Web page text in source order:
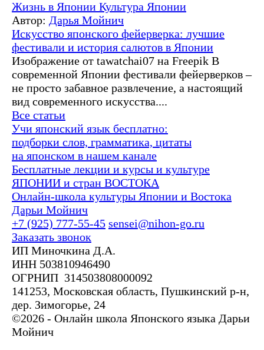
Жизнь в Японии Культура Японии
Автор: Дарья Мойнич
Искусство японского фейерверка: лучшие
фестивали и история салютов в Японии
Изображение от tawatchai07 на Freepik В
современной Японии фестивали фейерверков –
не просто забавное развлечение, а настоящий
вид современного искусства....
Все статьи
Учи японский язык бесплатно:
подборки слов, грамматика, цитаты
на японском в нашем канале
Бесплатные лекции и курсы и культуре
ЯПОНИИ и стран ВОСТОКА
Онлайн-школа культуры Японии и Востока
Дарьи Мойнич
+7 (925) 777-55-45 sensei@nihon-go.ru
Заказать звонок
ИП Миночкина Д.А.
ИНН 503810946490
ОГРНИП 314503808000092
141253, Московская область, Пушкинский р-н,
дер. Зимогорье, 24
©2026 - Онлайн школа Японского языка Дарьи
Мойнич